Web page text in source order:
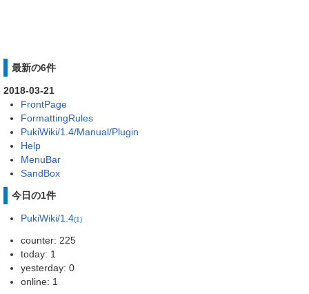
最新の6件
2018-03-21
FrontPage
FormattingRules
PukiWiki/1.4/Manual/Plugin
Help
MenuBar
SandBox
今日の1件
PukiWiki/1.4(1)
counter: 225
today: 1
yesterday: 0
online: 1